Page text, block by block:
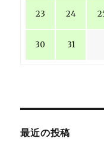
23 24
30 31
最近の投稿